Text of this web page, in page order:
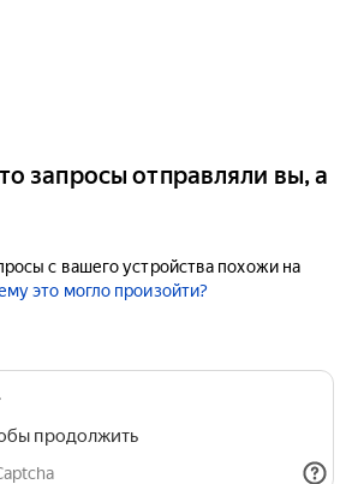
запросы отправляли вы, а
с вашего устройства похожи на
это могло произойти?
продолжить